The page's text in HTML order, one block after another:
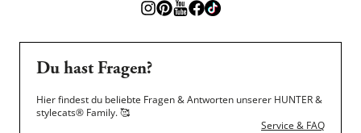
Du hast Fragen?
Hier findest du beliebte Fragen & Antworten unserer HUNTER &
stylecats® Family.🥰
Service & FAQ